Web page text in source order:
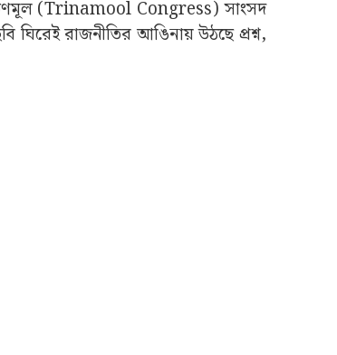
তৃণমূল (Trinamool Congress) সাংসদ
ঘিরেই রাজনীতির আঙিনায় উঠছে প্রশ্ন,